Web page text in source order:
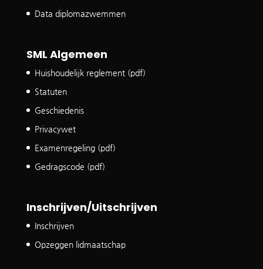
Data diplomazwemmen
SML Algemeen
Huishoudelijk reglement (pdf)
Statuten
Geschiedenis
Privacywet
Examenregeling (pdf)
Gedragscode (pdf)
Inschrijven/Uitschrijven
Inschrijven
Opzeggen lidmaatschap